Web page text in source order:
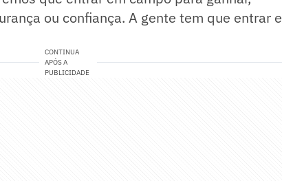
ou confiança. A gente tem que entrar e
CONTINUA
APÓS A
PUBLICIDADE